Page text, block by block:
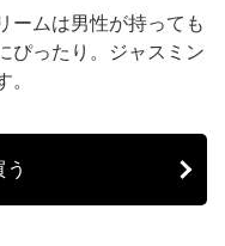
ームは男性が持っても
ぴったり。ジャスミン
。